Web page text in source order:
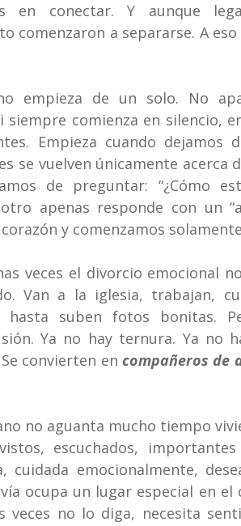
en conectar. Y aunque
comenzaron a separarse. A
empieza de un solo. No
comienza en silencio,
Empieza cuando dejamos
se vuelven únicamente
de preguntar: “¿Cómo
apenas responde con un
y comenzamos
veces el divorcio emocional
Van a la iglesia, trabajan,
hasta suben fotos bonitas.
Ya no hay ternura. Ya no
convierten en compañeros de
no aguanta mucho tiempo
escuchados,
cuidada emocionalmente,
ocupa un lugar especial en el
veces no lo diga, necesita